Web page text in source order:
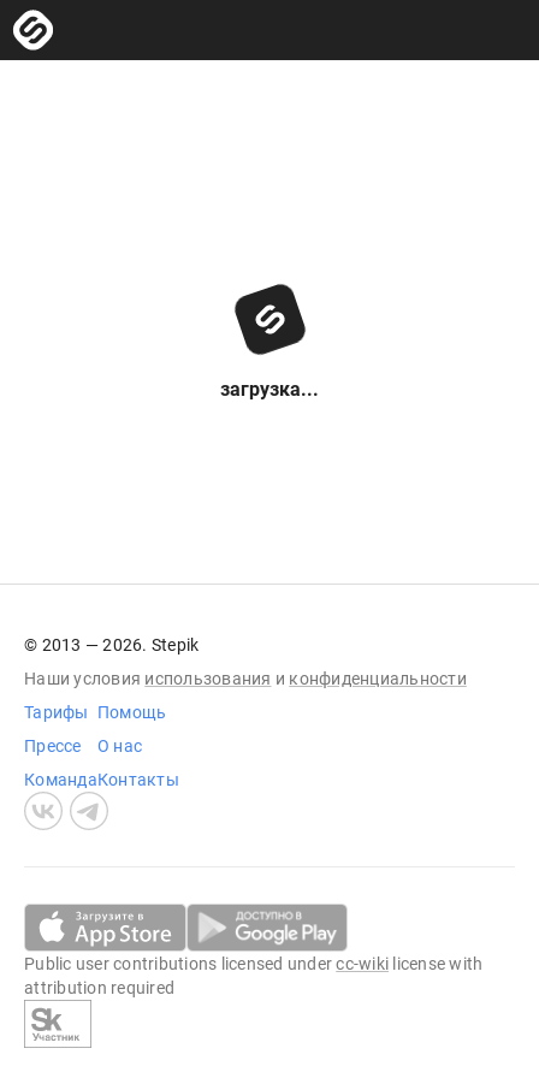
загрузка...
© 2013 — 2026. Stepik
Наши условия использования и конфиденциальности
Тарифы
Прессе
Команда
Помощь
О нас
Контакты
Public user contributions licensed undercc-wiki license with
attribution required